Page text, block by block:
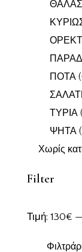
ΠΟΤΑ
ΤΥΡΙΑ
ΨΗΤΑ
Χωρίς
Filter
Τιμή: 130€ —